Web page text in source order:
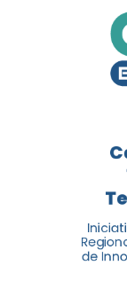
El
tres
de